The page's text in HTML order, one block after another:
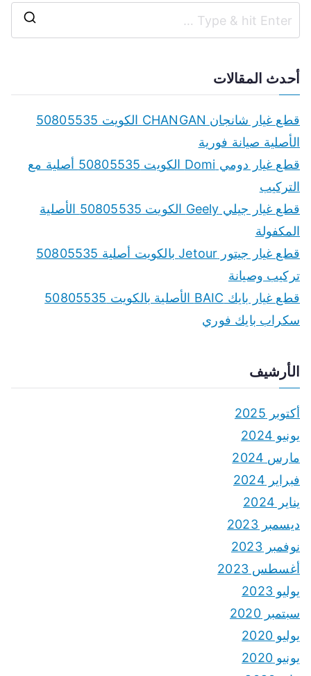
r
أحدث المقالات
قطع غيار شانجان CHANGAN الكويت 50805535
الأصلية صيانة فورية
قطع غيار دومي Domi الكويت 50805535 أصلية مع
التركيب
قطع غيار جيلي Geely الكويت 50805535 الأصلية
المكفولة
قطع غيار جيتور Jetour بالكويت أصلية 50805535
تركيب وصيانة
قطع غيار بايك BAIC الأصلية بالكويت 50805535
سكراب بايك فوري
الأرشيف
أكتوبر 2025
يونيو 2024
مارس 2024
فبراير 2024
يناير 2024
ديسمبر 2023
نوفمبر 2023
أغسطس 2023
يوليو 2023
سبتمبر 2020
يوليو 2020
يونيو 2020